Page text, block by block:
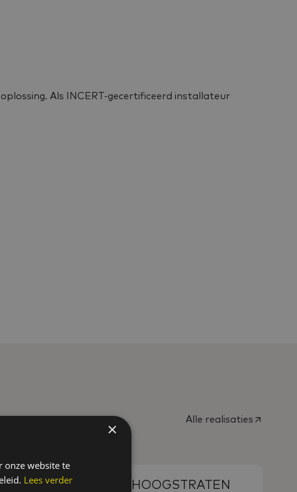
Als INCERT-gecertificeerd installateur
Alle realisaties
SCHOOLCENTRUM HOOGSTRATEN
×
onze website te
Lees verder